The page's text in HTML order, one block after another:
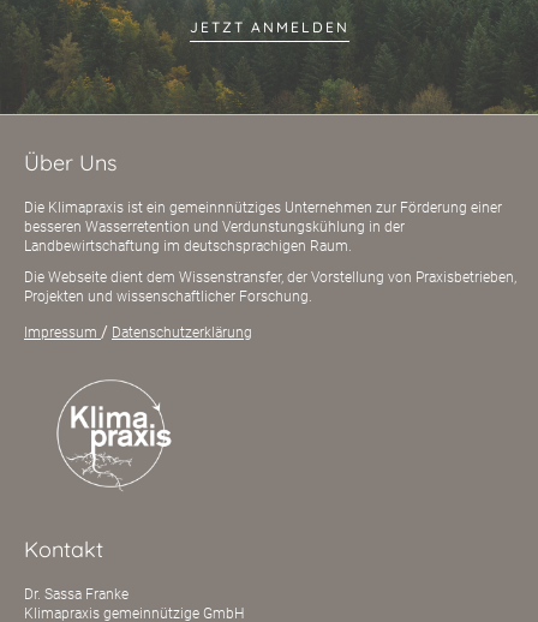
JETZT ANMELDEN
Über Uns
Die Klimapraxis ist ein gemeinnnütziges Unternehmen zur Förderung einer
besseren Wasserretention und Verdunstungskühlung in der
Landbewirtschaftung im deutschsprachigen Raum.
Die Webseite dient dem Wissenstransfer, der Vorstellung von Praxisbetrieben,
Projekten und wissenschaftlicher Forschung.
Impressum / Datenschutzerklärung
Kontakt
Dr. Sassa Franke
Klimapraxis gemeinnützige GmbH